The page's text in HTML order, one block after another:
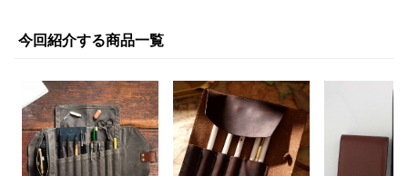
今回紹介する商品一覧